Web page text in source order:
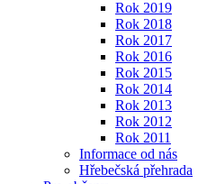
Rok 2019
Rok 2018
Rok 2017
Rok 2016
Rok 2015
Rok 2014
Rok 2013
Rok 2012
Rok 2011
Informace od nás
Hřebečská přehrada